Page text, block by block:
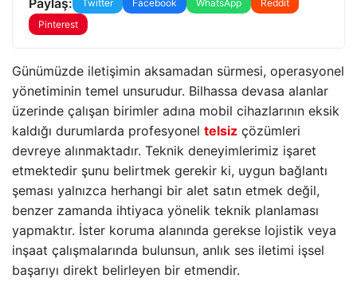
Twitter Facebook WhatsApp
Reddit
Pinterest
Günümüzde iletişimin aksamadan sürmesi, operasyonel
yönetiminin temel unsurudur. Bilhassa devasa alanlar
üzerinde çalışan birimler adına mobil cihazlarının eksik
kaldığı durumlarda profesyonel telsiz çözümleri
devreye alınmaktadır. Teknik deneyimlerimiz işaret
etmektedir şunu belirtmek gerekir ki, uygun bağlantı
şeması yalnızca herhangi bir alet satın etmek değil,
benzer zamanda ihtiyaca yönelik teknik planlaması
yapmaktır. İster koruma alanında gerekse lojistik veya
inşaat çalışmalarında bulunsun, anlık ses iletimi işsel
başarıyı direkt belirleyen bir etmendir.